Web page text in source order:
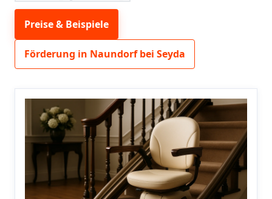
Preise & Beispiele
Förderung in Naundorf bei Seyda